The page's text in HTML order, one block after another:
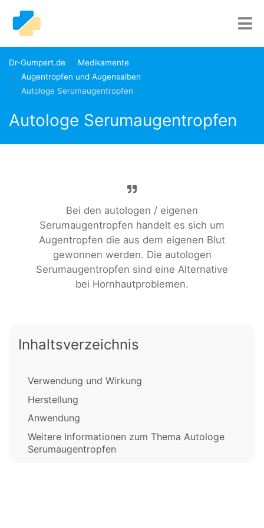
Dr-Gumpert.de
Medikamente
Augentropfen und Augensalben
Autologe Serumaugentropfen
Autologe Serumaugentropfen
Bei den autologen / eigenen
Serumaugentropfen handelt es sich um
Augentropfen die aus dem eigenen Blut
gewonnen werden. Die autologen
Serumaugentropfen sind eine Alternative
bei Hornhautproblemen.
Inhaltsverzeichnis
Verwendung und Wirkung
Herstellung
Anwendung
Weitere Informationen zum Thema Autologe
Serumaugentropfen